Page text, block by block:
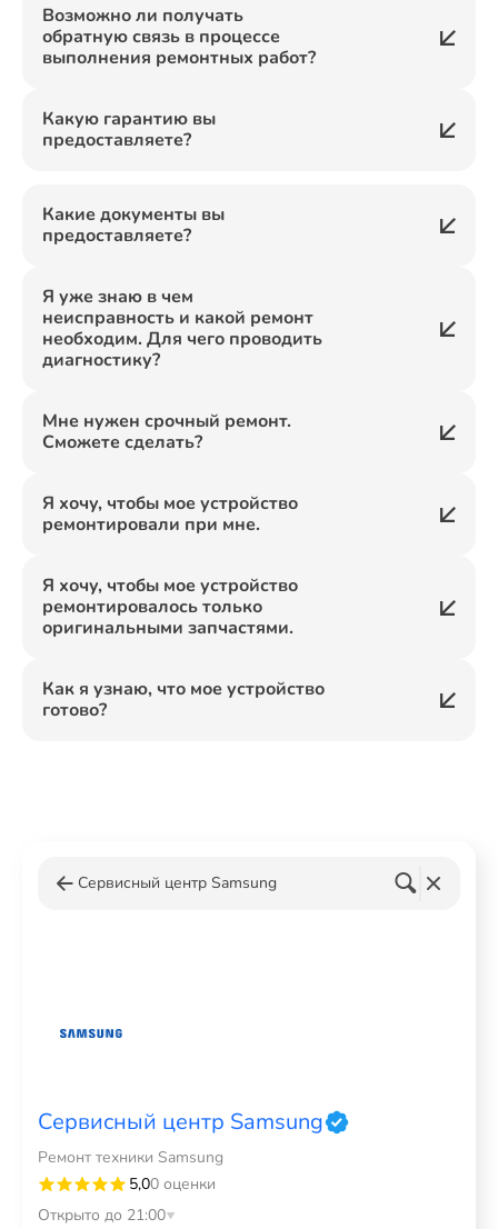
Возможно ли получать
обратную связь в процессе
выполнения ремонтных работ?
Какую гарантию вы
предоставляете?
Какие документы вы
предоставляете?
Я уже знаю в чем
неисправность и какой ремонт
необходим. Для чего проводить
диагностику?
Мне нужен срочный ремонт.
Сможете сделать?
Я хочу, чтобы мое устройство
ремонтировали при мне.
Я хочу, чтобы мое устройство
ремонтировалось только
оригинальными запчастями.
Как я узнаю, что мое устройство
готово?
Сервисный центр Samsung
Сервисный центр Samsung
Ремонт техники Samsung
5,00 оценки
Открыто до 21:00